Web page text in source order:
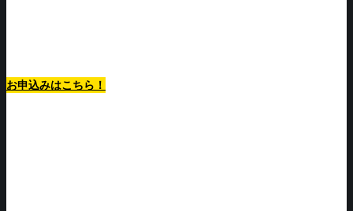
お申込みはこちら！